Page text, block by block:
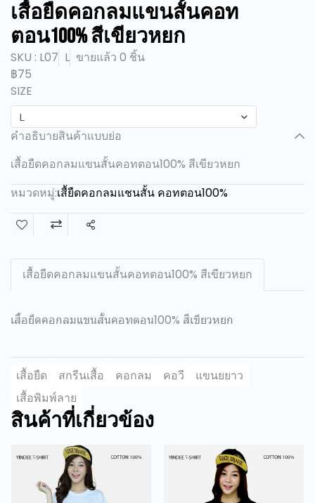
เสื้อยืดคอกลมแขนสั้นคอท
ตอน100% สีเขียวหยก
SKU : L07 L ขายแล้ว 0 ชิ้น
฿75
SIZE
L
คำอธิบายสินค้าแบบย่อ
เสื้อยืดคอกลมแขนสั้นคอทตอน100% สีเขียวหยก
หมวดหมู่:เสื้ยืดคอกลมแชนสั้น คอทตอน100%
แชร์
เสื้อยืดคอกลมแขนสั้นคอทตอน100% สีเขียวหยก
เสื้อยืดคอกลมแขนสั้นคอทตอน100% สีเขียวหยก
เสื้อยืด สกรีนเสื้อ คอกลม คอวี
แขนยยาว
เสื้อพิมพ์ลาย
สินค้าที่เกี่ยวข้อง